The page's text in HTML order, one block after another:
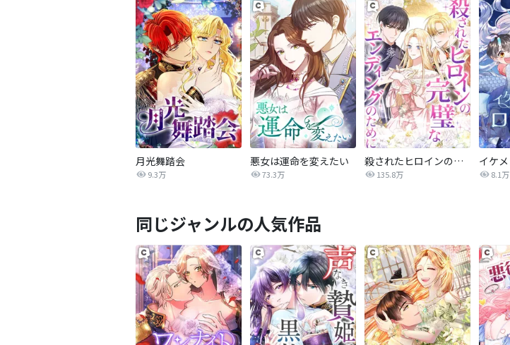
月光舞踏会
9.3万
悪女は運命を変えたい
73.3万
殺されたヒロインの完璧なエンディングのために
135.8万 8.1万
同じジャンルの人気作品